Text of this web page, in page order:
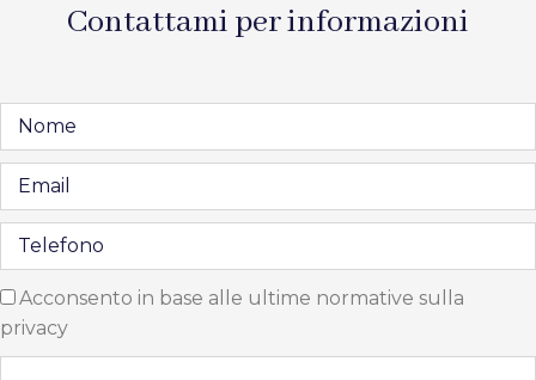
Contattami per informazioni
Acconsento in base alle ultime normative sulla
privacy